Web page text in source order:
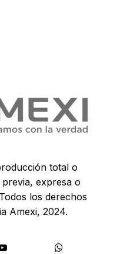
total o
expresa o
los derechos
Amexi, 2024.